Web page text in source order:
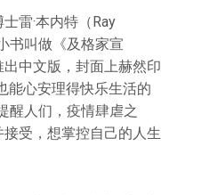
雷·本内特（Ray
书叫做《及格家宣
中文版，封面上赫然印
能心安理得快乐生活的
醒人们，疫情肆虐之
受，想掌控自己的人生